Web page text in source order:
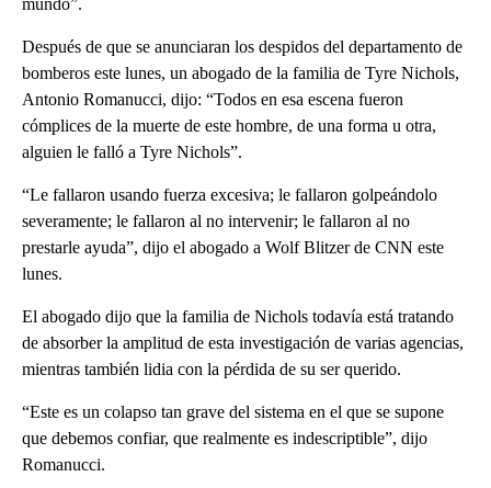
mundo”.
Después de que se anunciaran los despidos del departamento de
bomberos este lunes, un abogado de la familia de Tyre Nichols,
Antonio Romanucci, dijo: “Todos en esa escena fueron
cómplices de la muerte de este hombre, de una forma u otra,
alguien le falló a Tyre Nichols”.
“Le fallaron usando fuerza excesiva; le fallaron golpeándolo
severamente; le fallaron al no intervenir; le fallaron al no
prestarle ayuda”, dijo el abogado a Wolf Blitzer de CNN este
lunes.
El abogado dijo que la familia de Nichols todavía está tratando
de absorber la amplitud de esta investigación de varias agencias,
mientras también lidia con la pérdida de su ser querido.
“Este es un colapso tan grave del sistema en el que se supone
que debemos confiar, que realmente es indescriptible”, dijo
Romanucci.